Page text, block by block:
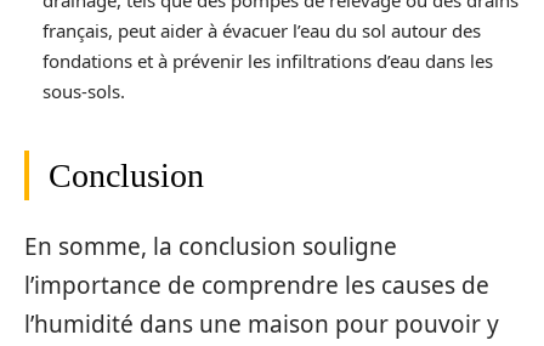
français, peut aider à évacuer l’eau du sol autour des
fondations et à prévenir les infiltrations d’eau dans les
sous-sols.
Conclusion
En somme, la conclusion souligne
l’importance de comprendre les causes de
l’humidité dans une maison pour pouvoir y